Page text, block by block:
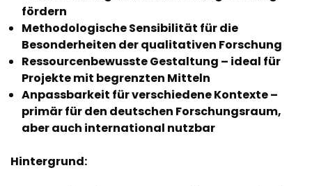
fördern
Methodologische Sensibilität für die
Besonderheiten der qualitativen Forschung
Ressourcenbewusste Gestaltung – ideal für
Projekte mit begrenzten Mitteln
Anpassbarkeit für verschiedene Kontexte –
primär für den deutschen Forschungsraum,
aber auch international nutzbar
Hintergrund: